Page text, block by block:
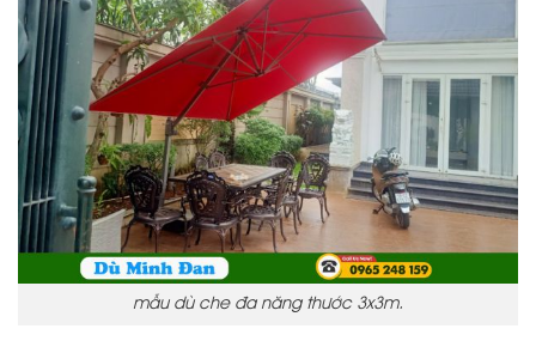
mẫu dù che đa năng thước 3x3m.